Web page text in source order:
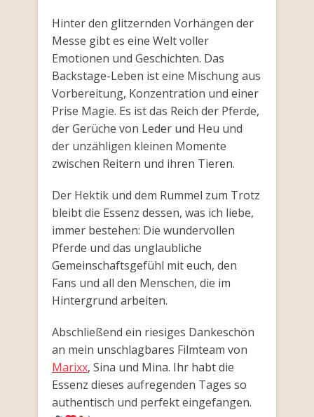
Hinter den glitzernden Vorhängen der
Messe gibt es eine Welt voller
Emotionen und Geschichten. Das
Backstage-Leben ist eine Mischung aus
Vorbereitung, Konzentration und einer
Prise Magie. Es ist das Reich der Pferde,
der Gerüche von Leder und Heu und
der unzähligen kleinen Momente
zwischen Reitern und ihren Tieren.
Der Hektik und dem Rummel zum Trotz
bleibt die Essenz dessen, was ich liebe,
immer bestehen: Die wundervollen
Pferde und das unglaubliche
Gemeinschaftsgefühl mit euch, den
Fans und all den Menschen, die im
Hintergrund arbeiten.
Abschließend ein riesiges Dankeschön
an mein unschlagbares Filmteam von
Marixx, Sina und Mina. Ihr habt die
Essenz dieses aufregenden Tages so
authentisch und perfekt eingefangen.